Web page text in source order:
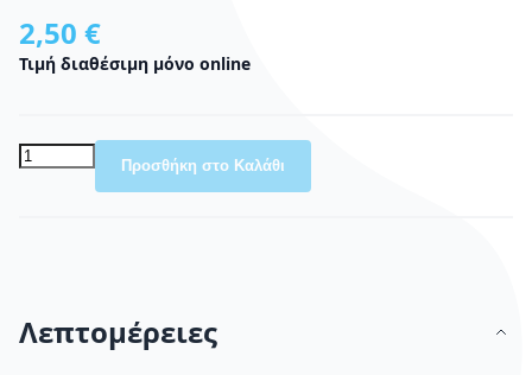
2,50 €
Τιμή διαθέσιμη μόνο online
Προσθήκη στο Καλάθι
Λεπτομέρειες